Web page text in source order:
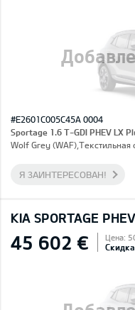
#E2601C005C45A 0004
Sportage 1.6 T-GDI PHEV LX
Wolf Grey (WAF),Текстильная
Я ЗАИНТЕРЕСОВАН!
KIA SPORTAGE PHEV
45 602 € Цена: